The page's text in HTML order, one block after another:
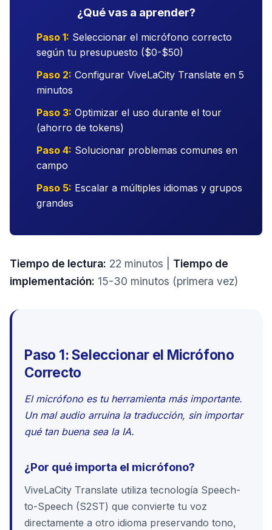
¿Qué vas a aprender?
Paso 1: Seleccionar el micrófono correcto
según tu presupuesto ($0-$50)
Paso 2: Configurar ViveLaCity Translate en 5
minutos
Paso 3: Optimizar el uso durante el tour
(ahorro de tokens)
Paso 4: Solucionar problemas comunes en
campo
Paso 5: Escalar a múltiples idiomas y grupos
grandes
Tiempo de lectura: 22 minutos | Tiempo de
implementación: 15-30 minutos (primera vez)
Paso 1: Seleccionar el Micrófono
Correcto
El micrófono es tu herramienta más importante.
Un mal audio arruina la traducción, sin importar
qué tan buena sea la IA.
¿Por qué importa el micrófono?
ViveLaCity Translate utiliza tecnología Speech-
to-Speech (S2ST) que convierte tu voz
directamente a otro idioma preservando tono,